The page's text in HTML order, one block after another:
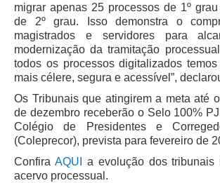
Ação Trabalhista (Atermação)
Atermação On-line - Interior de Roraima
Atermação On-line - Interior do Amazonas
Glossário
Consulta de Pautas
Atas de Sessões do Pleno
Audiências e Sessões
migrar apenas 25 processos de 1º
de 2º grau. Isso demonstra o
magistrados e servidores para
modernização da tramitação
todos os processos digitalizados
mais célere, segura e acessível”,
Os Tribunais que atingirem a meta até
de dezembro receberão o Selo 100%
Colégio de Presidentes e
(Coleprecor), prevista para fevereiro de
Confira AQUI
a evolução dos tribunais
acervo processual.